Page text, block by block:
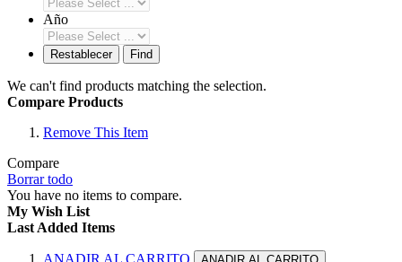
Año
Restablecer Find
We can't find products matching the selection.
Compare Products
Remove This Item
Compare
Borrar todo
You have no items to compare.
My Wish List
Last Added Items